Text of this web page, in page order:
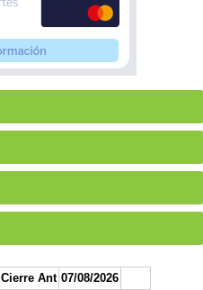
Cierre Ant 07/08/2026